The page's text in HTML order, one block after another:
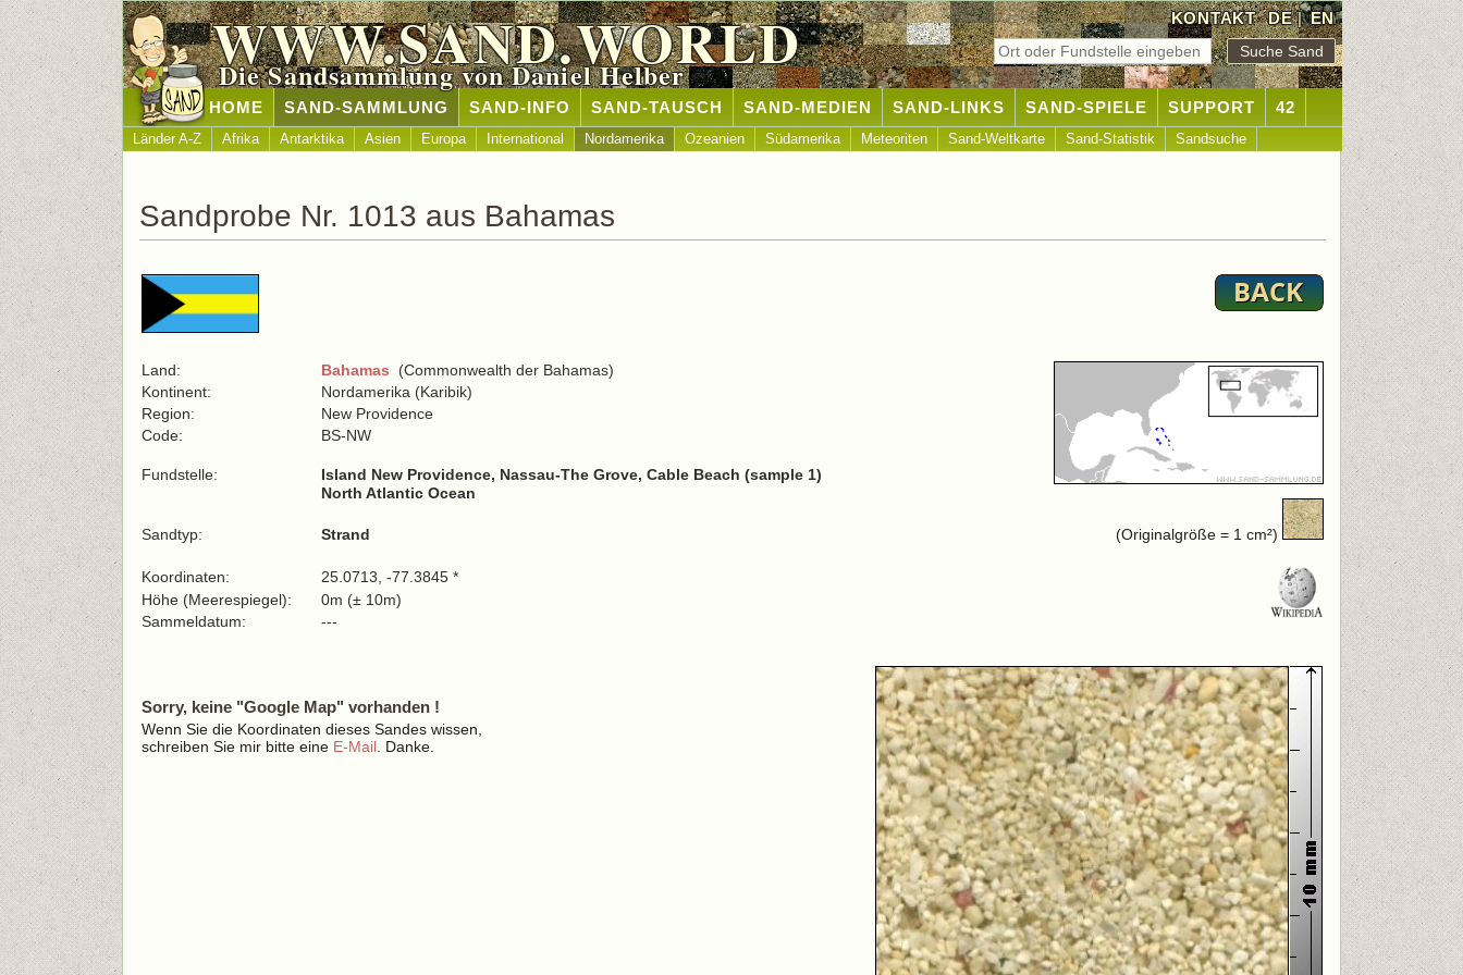
KONTAKT DE|EN
WWW.SAND.WORLD
Die Sandsammlung von Daniel Helber
HOME SAND-SAMMLUNG SAND-INFO SAND-TAUSCH SAND-MEDIEN SAND-LINKS SAND-SPIELE SUPPORT 42
Länder A-Z Afrika Antarktika Asien Europa International Nordamerika Ozeanien Südamerika Meteoriten Sand-Weltkarte Sand-Statistik Sandsuche
Sandprobe Nr. 1013 aus Bahamas
Land: Bahamas (Commonwealth der Bahamas)
(Originalgröße = 1 cm²)
Kontinent:
Nordamerika (Karibik)
Region:
New Providence
Code:
BS-NW
Fundstelle:
Island New Providence, Nassau-The Grove, Cable Beach (sample 1)
North Atlantic Ocean
Sandtyp: Strand
Koordinaten:
25.0713, -77.3845 *
Höhe (Meerespiegel):
0m (± 10m)
Sammeldatum:
---
Sorry, keine "Google Map" vorhanden !
Wenn Sie die Koordinaten dieses Sandes wissen,
schreiben Sie mir bitte eine E-Mail . Danke.